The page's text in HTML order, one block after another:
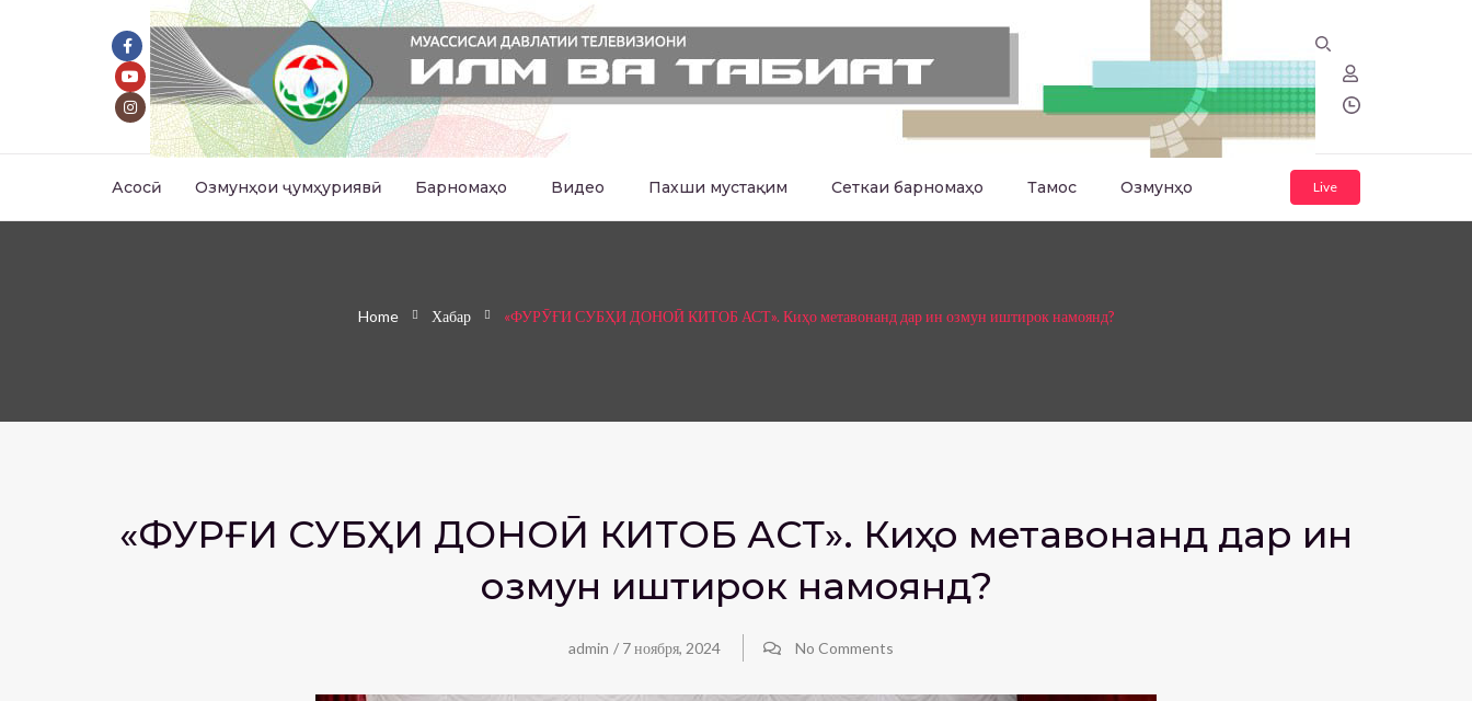
Асосӣ Озмунҳои ҷумҳуриявӣ Барномаҳо Видео Пахши мустақим Сеткаи барномаҳо Тамос Озмунҳо Live
Home Хабар «ФУРӮҒИ СУБҲИ ДОНОӢ КИТОБ АСТ». Киҳо метавонанд дар ин озмун иштирок намоянд?
«ФУРӮҒИ СУБҲИ ДОНОӢ КИТОБ АСТ». Киҳо метавонанд дар ин
озмун иштирок намоянд?
admin / 7 ноября, 2024 No Comments